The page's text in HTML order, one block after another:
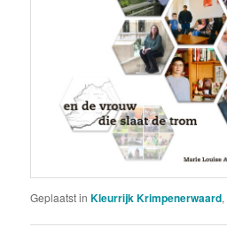
Geplaatst in Kleurrijk Krimpenerwaard,